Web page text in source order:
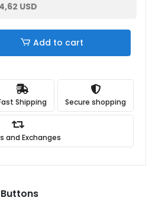
4,62 USD
Add to cart
Shipping Secure shopping
and Exchanges